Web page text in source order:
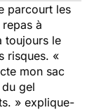
parcourt les
à
toujours le
risques. «
mon sac
gel
» explique-